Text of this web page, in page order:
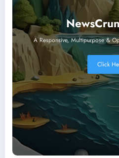
A Responsive, Multipurpose &
Click